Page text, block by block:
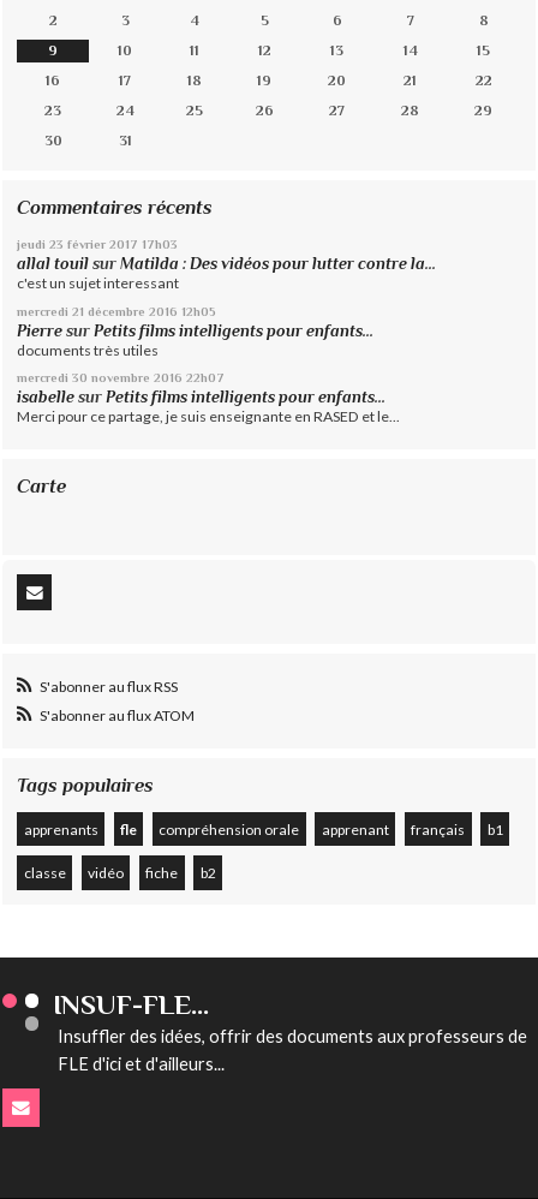
2
3 4 5 6 7
8
9
10 11 12 13 14
15
16
17 18 19 20 21
22
23
24 25 26 27 28
29
30
31
Commentaires récents
jeudi 23 février 2017 17h03
allal touil surMatilda : Des vidéos pour lutter contre la...
c'est un sujet interessant
mercredi 21 décembre 2016 12h05
Pierre surPetits films intelligents pour enfants...
documents très utiles
mercredi 30 novembre 2016 22h07
isabelle surPetits films intelligents pour enfants...
Merci pour ce partage, je suis enseignante en RASED et le...
Carte
S'abonner au flux RSS
S'abonner au flux ATOM
Tags populaires
apprenants fle compréhension orale apprenant français b1
classe vidéo fiche b2
INSUF-FLE...
Insuffler des idées, offrir des documents aux professeurs de
FLE d'ici et d'ailleurs...